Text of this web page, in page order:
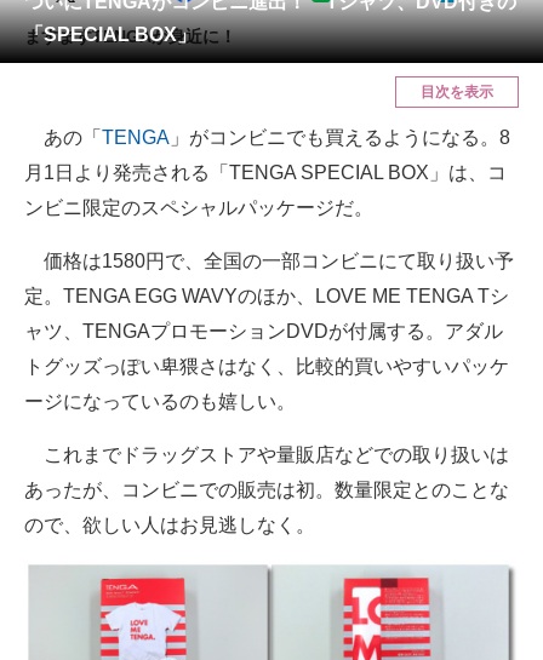
メディア
ITの今と未来を見通す
スマホと通信の最新トレンド
進化するPCとデバイスの未来
好きが集まる 比べて選べる
ビジネスと働き方のヒント
AI活用のいまが分かる
企業ITのトレンドを詳説
経営リーダーのコミュニティ
マーケ×ITの今がよく分かる
ITエンジニア向け専門サイト
「SPECIAL BOX」
ますますTENGAが身近に！
目次を表示
あの「 TENGA 」がコンビニでも買えるようになる。8
月1日より発売される「TENGA SPECIAL BOX」は、コ
ンビニ限定のスペシャルパッケージだ。
価格は1580円で、全国の一部コンビニにて取り扱い予
定。TENGA EGG WAVYのほか、LOVE ME TENGA Tシ
ャツ、TENGAプロモーションDVDが付属する。アダル
トグッズっぽい卑猥さはなく、比較的買いやすいパッケ
ージになっているのも嬉しい。
これまでドラッグストアや量販店などでの取り扱いは
あったが、コンビニでの販売は初。数量限定とのことな
ので、欲しい人はお見逃しなく。